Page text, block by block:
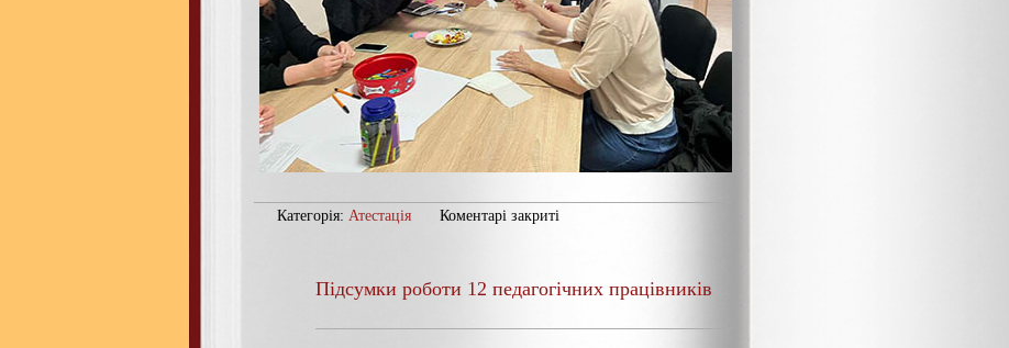
Категорія: Атестація Коментарі закриті
Підсумки роботи 12 педагогічних працівників